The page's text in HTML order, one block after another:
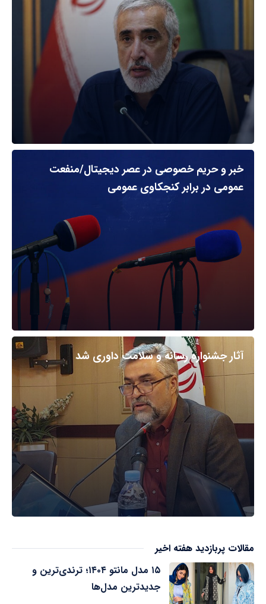
خبر و حریم خصوصی در عصر دیجیتال/منفعت
عمومی در برابر کنجکاوی عمومی
آثار جشنواره رسانه و سلامت داوری شد
مقالات پربازدید هفته اخیر
۱۵ مدل مانتو ۱۴۰۴؛ ترندی‌ترین و
جدیدترین مدل‌ها